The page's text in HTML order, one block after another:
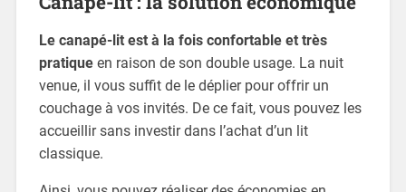
Le canapé-lit est à la fois confortable et très
pratique en raison de son double usage. La nuit
venue, il vous suffit de le déplier pour offrir un
couchage à vos invités. De ce fait, vous pouvez les
accueillir sans investir dans l’achat d’un lit
classique.